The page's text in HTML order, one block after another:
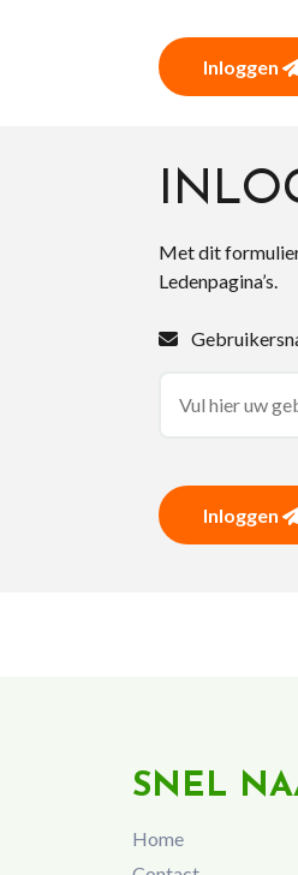
Inloggen
Met dit
Ledenpagina’s.
Inloggen
SNEL
Home